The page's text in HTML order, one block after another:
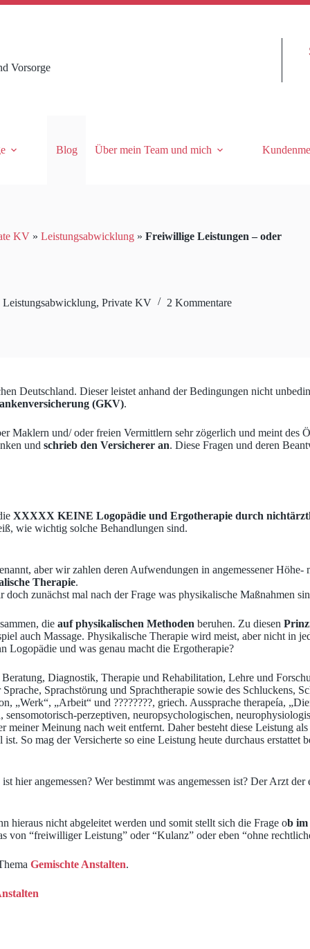
Vorsorge
Blog Über mein Team und mich
KV » Leistungsabwicklung » Freiwillige Leistungen – oder
Leistungsabwicklung, Private KV 2 Kommentare
Deutschland. Dieser leistet anhand der Bedingungen nicht
(GKV).
Maklern und/ oder freien Vermittlern sehr zögerlich und meint des
und schrieb den Versicherer an. Diese Fragen und deren
XXXXX KEINE Logopädie und Ergotherapie durch
wie wichtig solche Behandlungen sind.
aber wir zahlen deren Aufwendungen in angemessener
Therapie.
zunächst mal nach der Frage was physikalische Maßnahmen
die auf physikalischen Methoden beruhen. Zu diesen
auch Massage. Physikalische Therapie wird meist, aber nicht in
Logopädie und was genau macht die Ergotherapie?
Diagnostik, Therapie und Rehabilitation, Lehre und
Sprachstörung und Sprachtherapie sowie des Schluckens,
„Werk“, „Arbeit“ und ????????, griech. Aussprache therapeía,
perzeptiven, neuropsychologischen,
meiner Meinung nach weit entfernt. Daher besteht diese Leistung
So mag der Versicherte so eine Leistung heute durchaus
hier angemessen? Wer bestimmt was angemessen ist? Der Arzt
hieraus nicht abgeleitet werden und somit stellt sich die Frage ob im
von “freiwilliger Leistung” oder “Kulanz” oder eben “ohne
Gemischte Anstalten.